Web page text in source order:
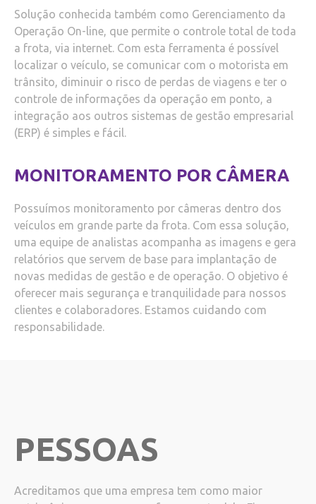
Solução conhecida também como Gerenciamento da
Operação On-line, que permite o controle total de toda
a frota, via internet. Com esta ferramenta é possível
localizar o veículo, se comunicar com o motorista em
trânsito, diminuir o risco de perdas de viagens e ter o
controle de informações da operação em ponto, a
integração aos outros sistemas de gestão empresarial
(ERP) é simples e fácil.
MONITORAMENTO POR CÂMERA
Possuímos monitoramento por câmeras dentro dos
veículos em grande parte da frota. Com essa solução,
uma equipe de analistas acompanha as imagens e gera
relatórios que servem de base para implantação de
novas medidas de gestão e de operação. O objetivo é
oferecer mais segurança e tranquilidade para nossos
clientes e colaboradores. Estamos cuidando com
responsabilidade.
PESSOAS
Acreditamos que uma empresa tem como maior